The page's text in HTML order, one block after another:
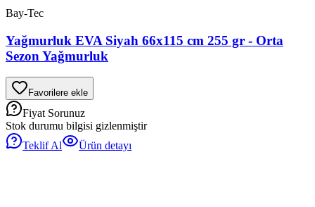
Bay-Tec
Yağmurluk EVA Siyah 66x115 cm 255 gr - Orta
Sezon Yağmurluk
Favorilere ekle
Fiyat Sorunuz
Stok durumu bilgisi gizlenmiştir
Teklif Al
Ürün detayı